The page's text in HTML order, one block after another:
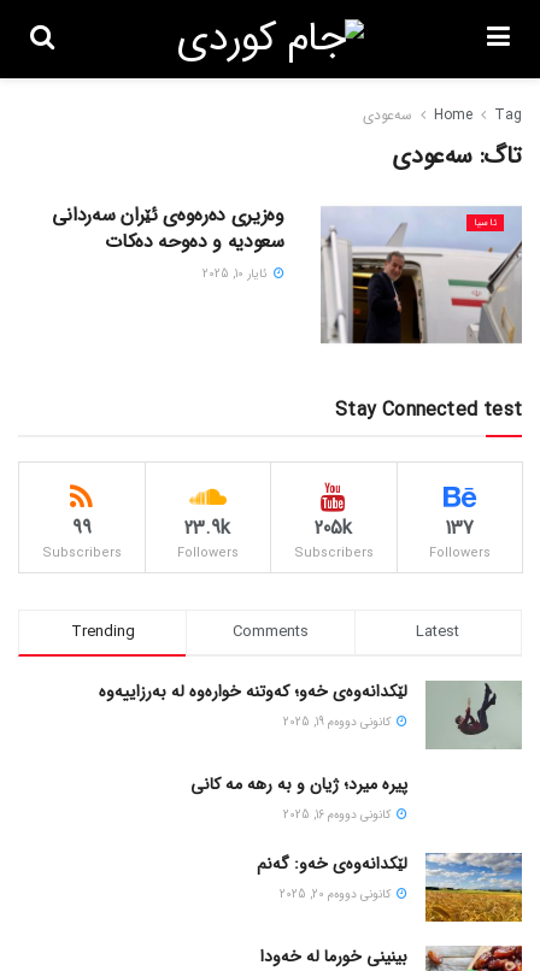
Home Tag سەعودی
تاگ: سەعودی
ئاسیا
وەزیری دەرەوەی ئێران سەردانی
سعودیە و دەوحە دەکات
ئایار 10, 2025
Stay Connected test
137
Followers
205k
Subscribers
23.9k
Followers
99
Subscribers
Trending Comments Latest
لێکدانەوەی خەو؛ کەوتنە خوارەوە لە بەرزاییەوە
كانونی دووه‌م 19, 2025
پیره میرد؛ ژیان و به رهه مه کانی
كانونی دووه‌م 16, 2025
لێکدانەوەی خەو: گەنم
كانونی دووه‌م 20, 2025
بینینی خورما لە خەودا